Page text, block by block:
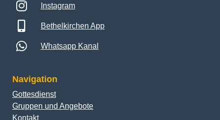
Instagram
Bethelkirchen App
Whatsapp Kanal
Navigation
Gottesdienst
Gruppen und Angebote
Kontakt